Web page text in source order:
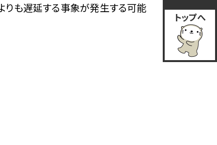
りも遅延する事象が発生する可能
トップへ